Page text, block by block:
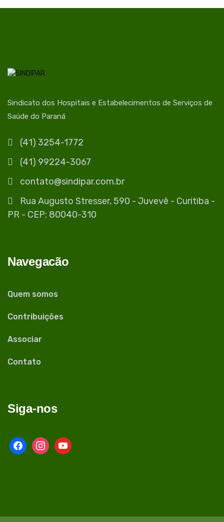
Sindicato dos Hospitais e Estabelecimentos de Serviços de
Saúde do Paraná
(41) 3254-1772
(41) 99224-3067
contato@sindipar.com.br
Rua Augusto Stresser, 590 - Juvevê - Curitiba -
PR - CEP: 80040-310
Navegacão
Quem somos
Contribuições
Associar
Contato
Siga-nos
facebookinstagram
youtube